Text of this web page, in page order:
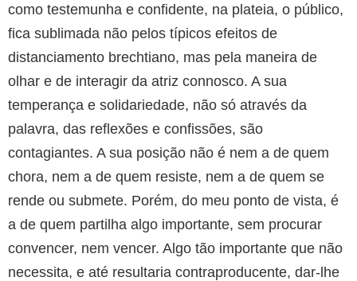
como testemunha e confidente, na plateia, o público,
fica sublimada não pelos típicos efeitos de
distanciamento brechtiano, mas pela maneira de
olhar e de interagir da atriz connosco. A sua
temperança e solidariedade, não só através da
palavra, das reflexões e confissões, são
contagiantes. A sua posição não é nem a de quem
chora, nem a de quem resiste, nem a de quem se
rende ou submete. Porém, do meu ponto de vista, é
a de quem partilha algo importante, sem procurar
convencer, nem vencer. Algo tão importante que não
necessita, e até resultaria contraproducente, dar-lhe